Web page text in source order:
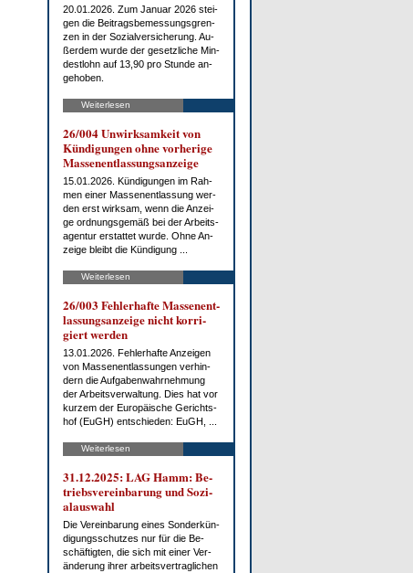
20.01.2026. Zum Ja­nu­ar 2026 stei­
gen die Bei­trags­be­mes­sungs­gren­
zen in der So­zi­al­ver­si­che­rung. Au­
ßer­dem wur­de der ge­setz­li­che Min­
dest­lohn auf 13,90 pro St­un­de an­
ge­ho­ben.
Weiterlesen
26/004 Un­wirk­sam­keit von
Kün­di­gun­gen oh­ne vor­he­ri­ge
Mas­sen­ent­las­sungs­an­zei­ge
15.01.2026. Kün­di­gun­gen im Rah­
men ei­ner Mas­sen­ent­las­sung wer­
den erst wirk­sam, wenn die An­zei­
ge ord­nungs­ge­mäß bei der Ar­beits­
agen­tur er­stat­tet wur­de. Oh­ne An­
zei­ge bleibt die Kün­di­gung ...
Weiterlesen
26/003 Feh­ler­haf­te Mas­sen­ent­
las­sungs­an­zei­ge nicht kor­ri­
giert wer­den
13.01.2026. Feh­ler­haf­te An­zei­gen
von Mas­sen­ent­las­sun­gen ver­hin­
dern die Auf­ga­ben­wahr­neh­mung
der Ar­beits­ver­wal­tung. Dies hat vor
kur­zem der Eu­ro­päi­sche Ge­richts­
hof (EuGH) ent­schie­den: EuGH, ...
Weiterlesen
31.12.2025: LAG Hamm: Be­
triebs­ver­ein­ba­rung und So­zi­
al­aus­wahl
Die Ver­ein­ba­rung ei­nes Son­der­kün­
di­gungs­schut­zes nur für die Be­
schäf­tig­ten, die sich mit ei­ner Ver­
än­de­rung ih­rer ar­beits­ver­trag­li­chen